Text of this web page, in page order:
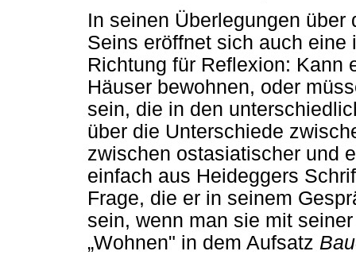
In seinen Überlegungen
Seins eröffnet sich auch
Richtung für Reflexion: Kann
Häuser bewohnen, oder
sein, die in den
über die Unterschiede
zwischen ostasiatischer und
einfach aus Heideggers
Frage, die er in seinem
sein, wenn man sie mit
„Wohnen" in dem Aufsatz